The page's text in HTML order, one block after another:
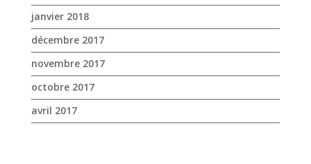
novembre 2017
octobre 2017
avril 2017